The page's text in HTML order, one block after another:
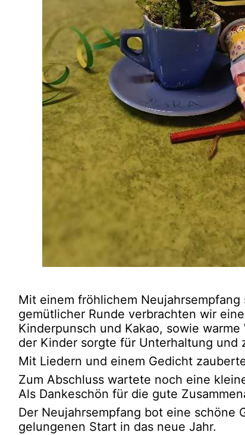
Mit einem fröhlichem
gemütlicher Runde verbrachten wir
Kinderpunsch und Kakao, sowie
der Kinder sorgte für Unterhaltung und
Mit Liedern und einem Gedicht
Zum Abschluss wartete noch eine
Als Dankeschön für die gute
Der Neujahrsempfang bot eine schöne
gelungenen Start in das neue Jahr.